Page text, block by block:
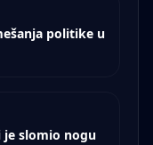
politike u
je slomio nogu